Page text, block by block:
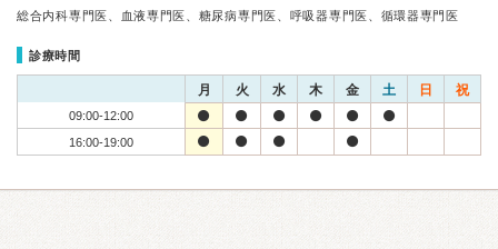
総合内科専門医、血液専門医、糖尿病専門医、呼吸器専門医、循環器専門医
診療時間
月 火 水 木 金 土 日 祝
09:00-12:00
16:00-19:00